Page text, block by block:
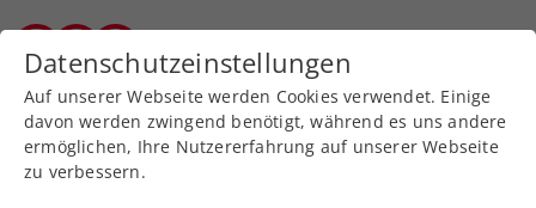
Zurück zur Newsübersicht
Turniere
Datenschutzeinstellungen
Auf unserer Webseite werden Cookies verwendet. Einige
davon werden zwingend benötigt, während es uns andere
ermöglichen, Ihre Nutzererfahrung auf unserer Webseite
zu verbessern.